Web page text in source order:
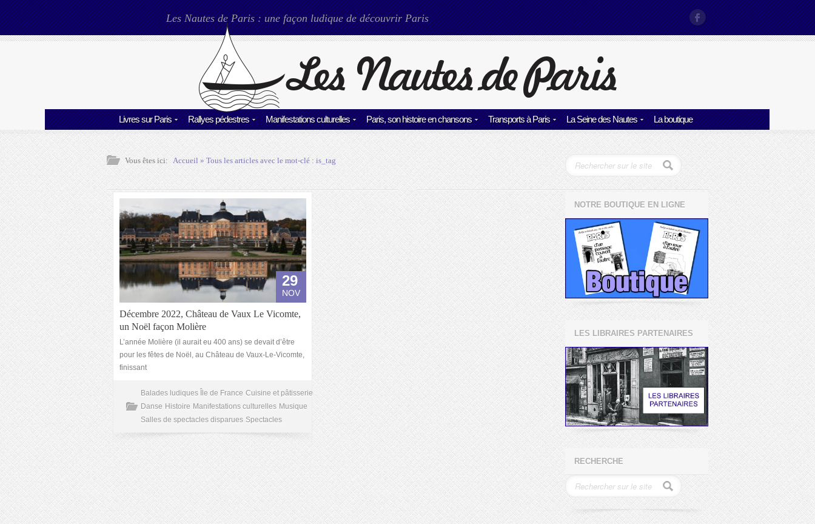
Les Nautes de Paris : une façon ludique de découvrir Paris
Livres sur Paris Rallyes pédestres Manifestations culturelles Paris, son histoire en chansons Transports à Paris La Seine des Nautes La boutique
Vous êtes ici: Accueil» Tous les articles avec le mot-clé :is_tag
29
NOV
Décembre 2022, Château de Vaux Le Vicomte,
un Noël façon Molière
L’année Molière (il aurait eu 400 ans) se devait d’être
pour les fêtes de Noël, au Château de Vaux-Le-Vicomte,
finissant
Balades ludiques Île de France Cuisine et pâtisserie
Danse Histoire Manifestations culturelles Musique
Salles de spectacles disparues Spectacles
NOTRE BOUTIQUE EN LIGNE
LES LIBRAIRES PARTENAIRES
RECHERCHE